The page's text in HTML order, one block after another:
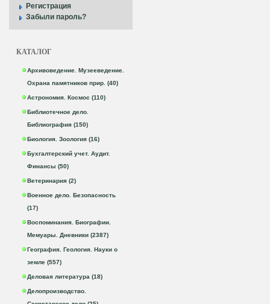
Регистрация
Забыли пароль?
КАТАЛОГ
Архивоведение. Музееведение.
Охрана памятников прир. (40)
Астрономия. Космос (110)
Библиотечное дело.
Библиография (150)
Биология. Зоология (16)
Бухгалтерский учет. Аудит.
Финансы (50)
Ветеринария (2)
Военное дело. Безопасность
(17)
Воспоминания. Биографии.
Мемуары. Дневники (2387)
География. Геология. Науки о
земле (557)
Деловая литература (18)
Делопроизводство.